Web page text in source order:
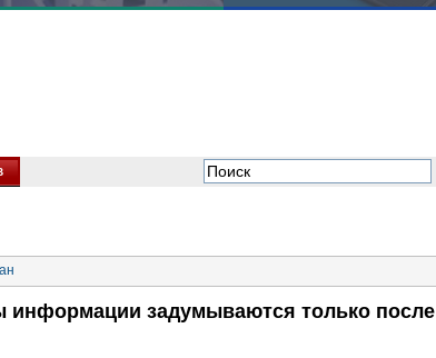
условиях
информации задумываются только после